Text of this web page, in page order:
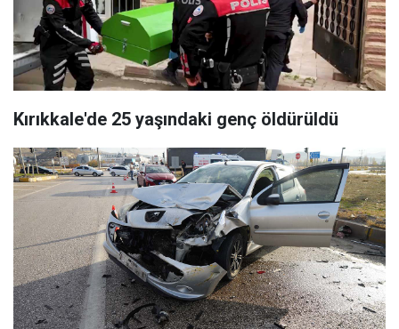
Kırıkkale'de 25 yaşındaki genç öldürüldü